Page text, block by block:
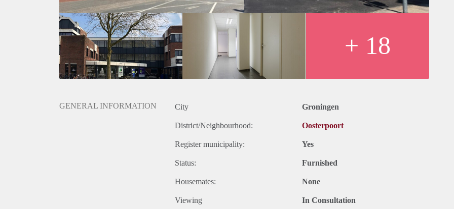
+ 18
GENERAL INFORMATION City Groningen
District/Neighbourhood: Oosterpoort
Register municipality: Yes
Status: Furnished
Housemates: None
Viewing In Consultation